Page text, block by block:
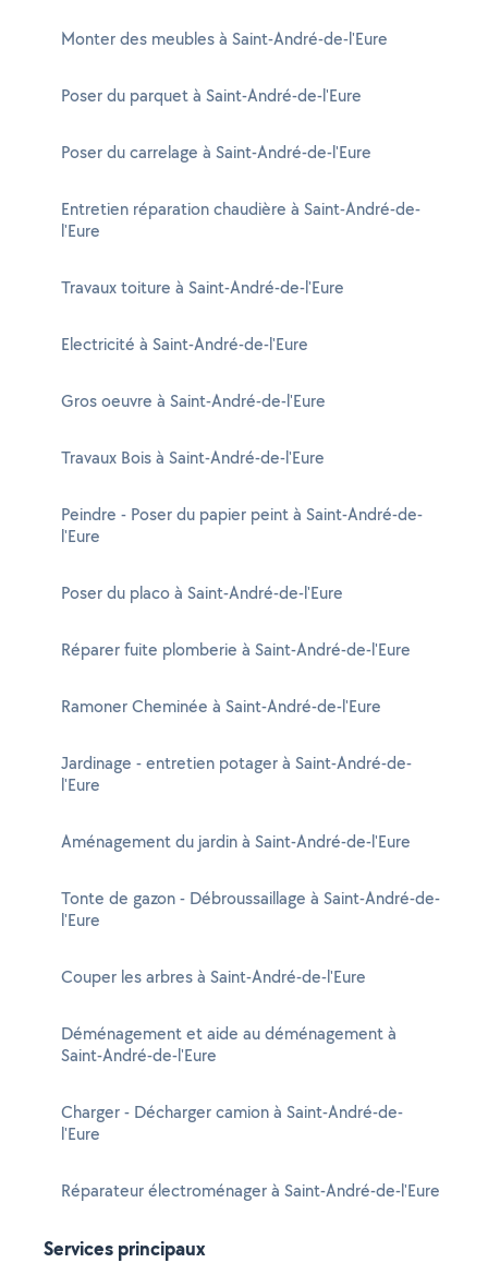
Monter des meubles à Saint-André-de-l'Eure
Poser du parquet à Saint-André-de-l'Eure
Poser du carrelage à Saint-André-de-l'Eure
Entretien réparation chaudière à Saint-André-de-
l'Eure
Travaux toiture à Saint-André-de-l'Eure
Electricité à Saint-André-de-l'Eure
Gros oeuvre à Saint-André-de-l'Eure
Travaux Bois à Saint-André-de-l'Eure
Peindre - Poser du papier peint à Saint-André-de-
l'Eure
Poser du placo à Saint-André-de-l'Eure
Réparer fuite plomberie à Saint-André-de-l'Eure
Ramoner Cheminée à Saint-André-de-l'Eure
Jardinage - entretien potager à Saint-André-de-
l'Eure
Aménagement du jardin à Saint-André-de-l'Eure
Tonte de gazon - Débroussaillage à Saint-André-de-
l'Eure
Couper les arbres à Saint-André-de-l'Eure
Déménagement et aide au déménagement à
Saint-André-de-l'Eure
Charger - Décharger camion à Saint-André-de-
l'Eure
Réparateur électroménager à Saint-André-de-l'Eure
Services principaux